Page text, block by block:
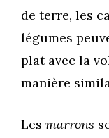
de terre, les
légumes
plat avec la
manière
Les marrons